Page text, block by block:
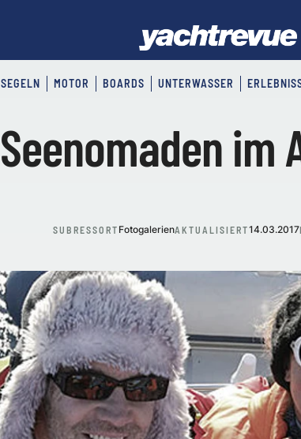
SEGELN MOTOR BOARDS UNTERWASSER
Seenomaden im
SUBRESSORT FotogalerienAKTUALISIERT14.03.2017